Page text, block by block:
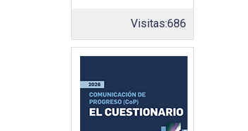
Visitas:686